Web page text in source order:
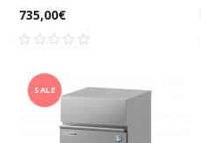
735,00€
SALE